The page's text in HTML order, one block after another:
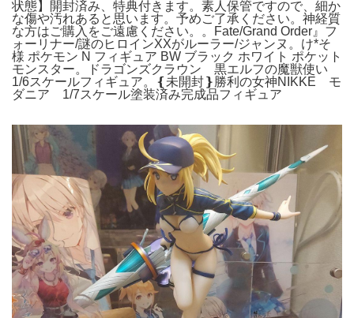
状態】開封済み、特典付きます。素人保管ですので、細か
な傷や汚れあると思います。予めご了承ください。神経質
な方はご購入をご遠慮ください。。Fate/Grand Order』フ
ォーリナー/謎のヒロインXXがルーラー/ジャンヌ。け*そ
様 ポケモン N フィギュア BW ブラック ホワイト ポケット
モンスター。ドラゴンズクラウン 黒エルフの魔獣使い
1/6スケールフィギュア。❴未開封❵勝利の女神NIKKE モ
ダニア 1/7スケール塗装済み完成品フィギュア